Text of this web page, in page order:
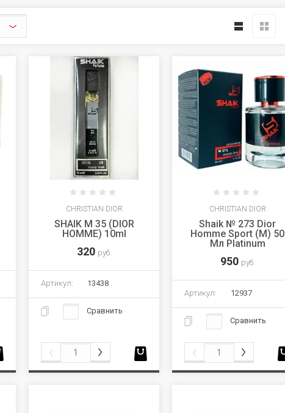
CHRISTIAN DIOR
SHAIK M 35 (DIOR
HOMME) 10ml
320 руб.
Артикул: 13438
Сравнить
CHRISTIAN DIOR
Shaik № 273 Dior
Homme Sport (M) 50
Мл Platinum
950 руб.
Артикул: 12937
Сравнить